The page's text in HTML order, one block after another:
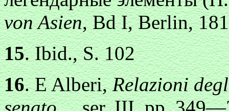
von Asien,Bd I, Berlin,
15. Ibid., S. 102
16. E Alberi,Relazioni